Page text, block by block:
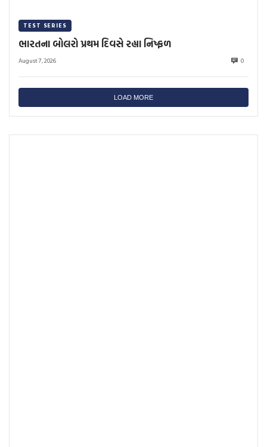
TEST SERIES
ભારતના બોલરો પ્રથમ દિવસે રહ્યા નિષ્ફળ
August 7, 2026 0
LOAD MORE